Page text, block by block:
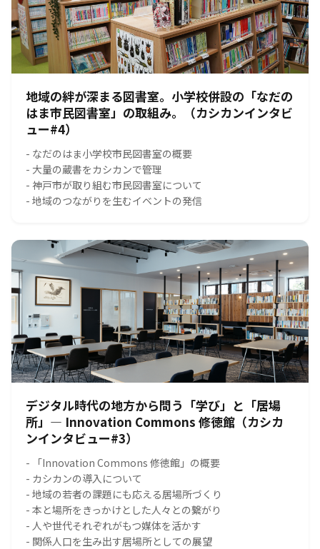
地域の絆が深まる図書室。小学校併設の「なだの
はま市民図書室」の取組み。（カシカンインタビ
ュー#4）
- なだのはま小学校市民図書室の概要
- 大量の蔵書をカシカンで管理
- 神戸市が取り組む市民図書室について
- 地域のつながりを生むイベントの発信
デジタル時代の地方から問う「学び」と「居場
所」― Innovation Commons 修徳館（カシカ
ンインタビュー#3）
- 「Innovation Commons 修徳館」の概要
- カシカンの導入について
- 地域の若者の課題にも応える居場所づくり
- 本と場所をきっかけとした人々との繋がり
- 人や世代それぞれがもつ媒体を活かす
- 関係人口を生み出す居場所としての展望